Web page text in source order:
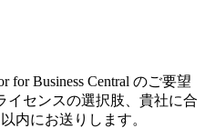
for Business Central のご要望
イセンスの選択肢、貴社に合
内にお送りします。